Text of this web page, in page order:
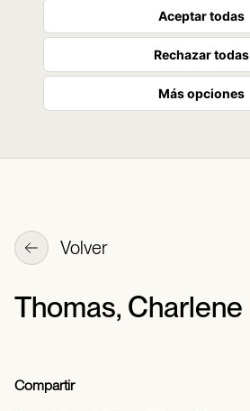
Aceptar todas
Rechazar todas
Más opciones
Volver
Thomas, Charlene
Compartir